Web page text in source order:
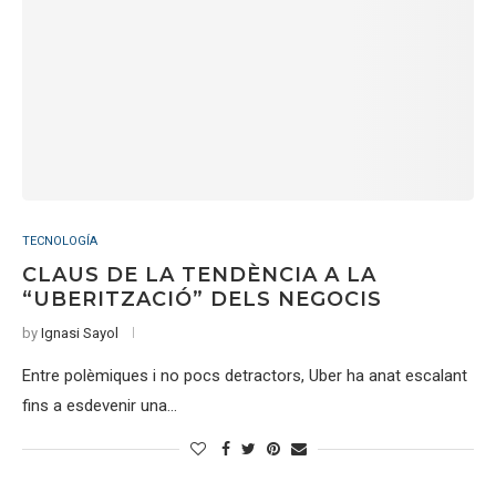
TECNOLOGÍA
CLAUS DE LA TENDÈNCIA A LA
“UBERITZACIÓ” DELS NEGOCIS
by Ignasi Sayol
Entre polèmiques i no pocs detractors, Uber ha anat escalant
fins a esdevenir una…